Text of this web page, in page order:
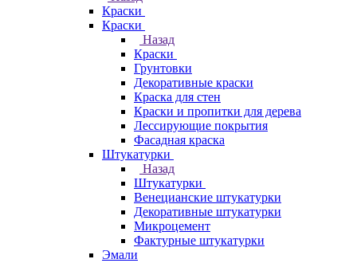
Краски
Краски
Назад
Краски
Грунтовки
Декоративные краски
Краска для стен
Краски и пропитки для дерева
Лессирующие покрытия
Фасадная краска
Штукатурки
Назад
Штукатурки
Венецианские штукатурки
Декоративные штукатурки
Микроцемент
Фактурные штукатурки
Эмали